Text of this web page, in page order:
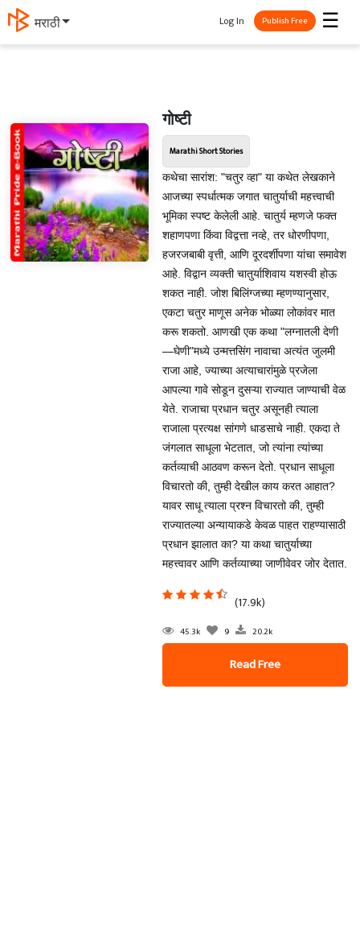
मराठी ☰
Log In Publish Free
गोष्टी
Marathi Short Stories
कथेचा सारांश: "चतुर व्हा" या कथेत लेखकाने
आजच्या स्पर्धात्मक जगात चातुर्याची महत्त्वाची
भूमिका स्पष्ट केलेली आहे. चातुर्य म्हणजे फक्त
शहाणपणा किंवा विद्वत्ता नव्हे, तर धोरणीपणा,
हजरजबाबी वृत्ती, आणि दूरदर्शीपणा यांचा समावेश
आहे. विद्वान व्यक्ती चातुर्याशिवाय यशस्वी होऊ
शकत नाही. जोश बिलिंग्जच्या म्हणण्यानुसार,
एकटा चतुर माणूस अनेक भोळ्या लोकांवर मात
करू शकतो. आणखी एक कथा "लग्नातली देणी
—घेणी"मध्ये उन्मत्तसिंग नावाचा अत्यंत जुलमी
राजा आहे, ज्याच्या अत्याचारांमुळे प्रजेला
आपल्या गावे सोडून दुसऱ्या राज्यात जाण्याची वेळ
येते. राजाचा प्रधान चतुर असूनही त्याला
राजाला प्रत्यक्ष सांगणे धाडसाचे नाही. एकदा ते
जंगलात साधूला भेटतात, जो त्यांना त्यांच्या
कर्तव्याची आठवण करून देतो. प्रधान साधूला
विचारतो की, तुम्ही देखील काय करत आहात?
यावर साधू त्याला प्रश्न विचारतो की, तुम्ही
राज्यातल्या अन्यायाकडे केवळ पाहत राहण्यासाठी
प्रधान झालात का? या कथा चातुर्याच्या
महत्त्वावर आणि कर्तव्याच्या जाणीवेवर जोर देतात.
(17.9k)
45.3k 9 20.2k
Read Free